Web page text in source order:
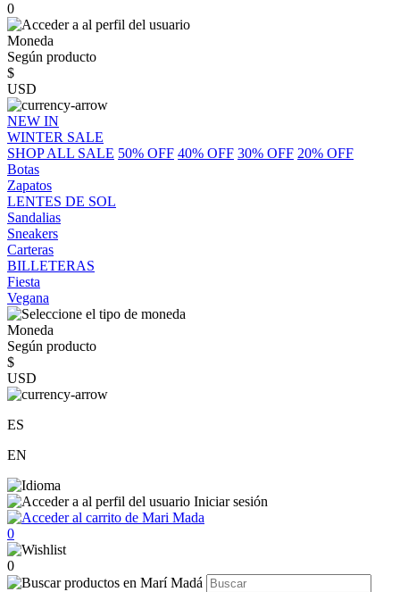
0
Moneda
Según producto
$
USD
NEW IN
WINTER SALE
SHOP ALL SALE 50% OFF 40% OFF 30% OFF 20% OFF
Botas
Zapatos
LENTES DE SOL
Sandalias
Sneakers
Carteras
BILLETERAS
Fiesta
Vegana
Moneda
Según producto
$
USD
ES
EN
Iniciar sesión
0
0